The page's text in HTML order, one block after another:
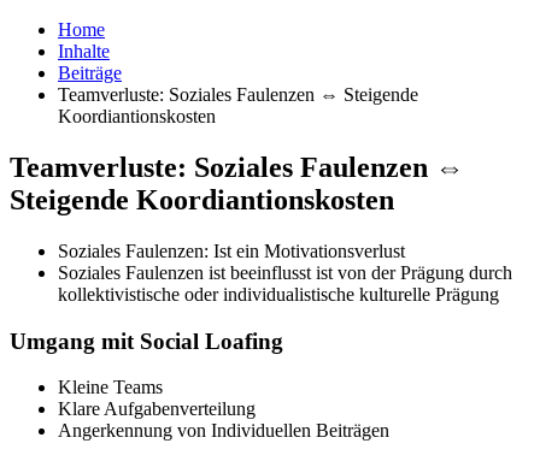
Home
Inhalte
Beiträge
Teamverluste: Soziales Faulenzen ⇔ Steigende
Koordiantionskosten
Teamverluste: Soziales Faulenzen ⇔
Steigende Koordiantionskosten
Soziales Faulenzen: Ist ein Motivationsverlust
Soziales Faulenzen ist beeinflusst ist von der Prägung durch
kollektivistische oder individualistische kulturelle Prägung
Umgang mit Social Loafing
Kleine Teams
Klare Aufgabenverteilung
Angerkennung von Individuellen Beiträgen